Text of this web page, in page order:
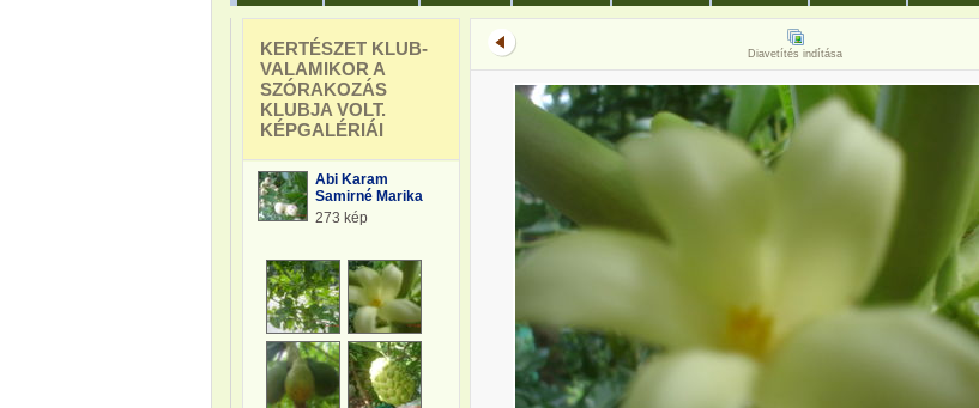
KERTÉSZET KLUB-
VALAMIKOR A
SZÓRAKOZÁS
KLUBJA VOLT.
KÉPGALÉRIÁI
Abi Karam
Samirné Marika
273 kép
Diavetítés indítása